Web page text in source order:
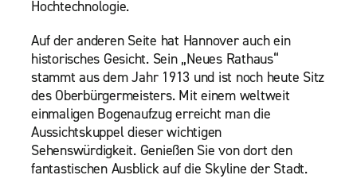
Hochtechnologie.
Auf der anderen Seite hat Hannover auch ein
historisches Gesicht. Sein „Neues Rathaus“
stammt aus dem Jahr 1913 und ist noch heute Sitz
des Oberbürgermeisters. Mit einem weltweit
einmaligen Bogenaufzug erreicht man die
Aussichtskuppel dieser wichtigen
Sehenswürdigkeit. Genießen Sie von dort den
fantastischen Ausblick auf die Skyline der Stadt.